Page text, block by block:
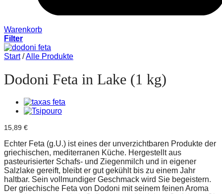
Warenkorb
Filter
Start /Alle Produkte
Dodoni Feta in Lake (1 kg)
15,89 €
Echter Feta (g.U.) ist eines der unverzichtbaren Produkte der
griechischen, mediterranen Küche. Hergestellt aus
pasteurisierter Schafs- und Ziegenmilch und in eigener
Salzlake gereift, bleibt er gut gekühlt bis zu einem Jahr
haltbar. Sein vollmundiger Geschmack wird Sie begeistern.
Der griechische Feta von Dodoni mit seinem feinen Aroma